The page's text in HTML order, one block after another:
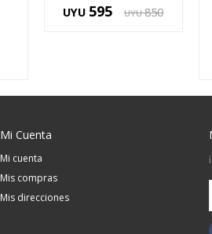
UYU 595 UYU 850
Mi Cuenta
Mi cuenta
Mis compras
Mis direcciones